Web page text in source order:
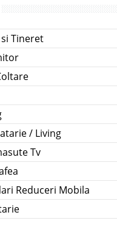
Tineret
/ Living
Tv
Reduceri Mobila